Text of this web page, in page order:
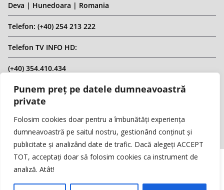
Punem preț pe datele dumneavoastră
private
Folosim cookies doar pentru a îmbunătăți experiența
dumneavoastră pe saitul nostru, gestionând conținut și
publicitate și analizând date de trafic. Dacă alegeți ACCEPT
TOT, acceptați doar să folosim cookies ca instrument de
analiză. Atât!
Deva | Hunedoara | Romania
Telefon: (+40) 254 213 222
Telefon TV INFO HD:
(+40) 354.410.434
Email: infohd20@gmail.com
Website: www.replicahd.ro